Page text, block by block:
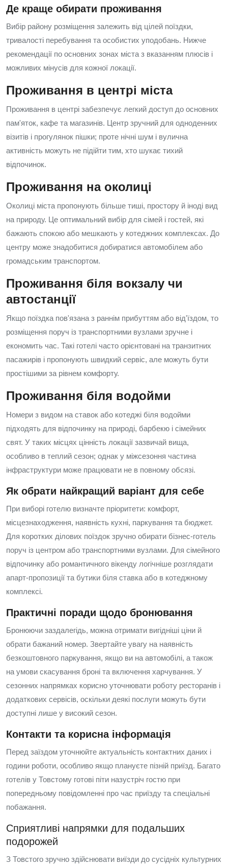
Де краще обирати проживання
Вибір району розміщення залежить від цілей поїздки,
тривалості перебування та особистих уподобань. Нижче
рекомендації по основних зонах міста з вказанням плюсів і
можливих мінусів для кожної локації.
Проживання в центрі міста
Проживання в центрі забезпечує легкий доступ до основних
пам'яток, кафе та магазинів. Центр зручний для одноденних
візитів і прогулянок пішки; проте нічні шум і вулична
активність можуть не підійти тим, хто шукає тихий
відпочинок.
Проживання на околиці
Околиці міста пропонують більше тиші, простору й іноді вид
на природу. Це оптимальний вибір для сімей і гостей, які
бажають спокою або мешкають у котеджних комплексах. До
центру може знадобитися добиратися автомобілем або
громадським транспортом.
Проживання біля вокзалу чи
автостанції
Якщо поїздка пов'язана з раннім прибуттям або від'їздом, то
розміщення поруч із транспортними вузлами зручне і
економить час. Такі готелі часто орієнтовані на транзитних
пасажирів і пропонують швидкий сервіс, але можуть бути
простішими за рівнем комфорту.
Проживання біля водойми
Номери з видом на ставок або котеджі біля водойми
підходять для відпочинку на природі, барбекю і сімейних
свят. У таких місцях цінність локації зазвичай вища,
особливо в теплий сезон; однак у міжсезоння частина
інфраструктури може працювати не в повному обсязі.
Як обрати найкращий варіант для себе
При виборі готелю визначте пріоритети: комфорт,
місцезнаходження, наявність кухні, паркування та бюджет.
Для коротких ділових поїздок зручно обирати бізнес-готель
поруч із центром або транспортними вузлами. Для сімейного
відпочинку або романтичного вікенду логічніше розглядати
апарт-пропозиції та бутики біля ставка або в котеджному
комплексі.
Практичні поради щодо бронювання
Бронюючи заздалегідь, можна отримати вигідніші ціни й
обрати бажаний номер. Звертайте увагу на наявність
безкоштовного паркування, якщо ви на автомобілі, а також
на умови скасування броні та включення харчування. У
сезонних напрямках корисно уточнювати роботу ресторанів і
додаткових сервісів, оскільки деякі послуги можуть бути
доступні лише у високий сезон.
Контакти та корисна інформація
Перед заїздом уточнюйте актуальність контактних даних і
години роботи, особливо якщо плануєте пізній приїзд. Багато
готелів у Товстому готові піти назустріч гостю при
попередньому повідомленні про час приїзду та спеціальні
побажання.
Сприятливі напрямки для подальших
подорожей
З Товстого зручно здійснювати виїзди до сусідніх культурних